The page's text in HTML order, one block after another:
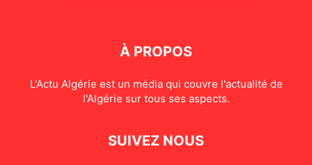
À PROPOS
L'Actu Algérie est un média qui couvre l'actualité de
l'Algérie sur tous ses aspects.
SUIVEZ NOUS